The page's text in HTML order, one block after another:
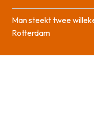
Man steekt twee
Rotterdam